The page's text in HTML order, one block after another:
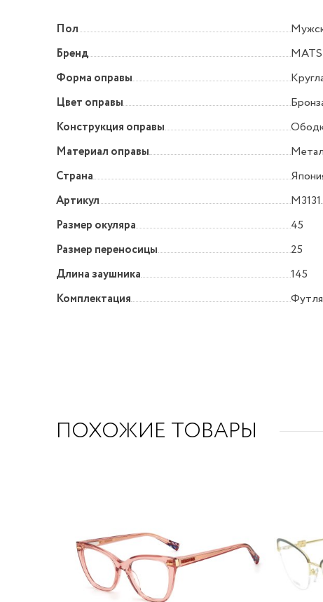
Пол
Бренд
Форма оправы
Цвет оправы
Конструкция оправы
Материал оправы
Страна
Артикул
Размер окуляра
45
Размер переносицы
25
Длина заушника
145
Комплектация
ПОХОЖИЕ ТОВАРЫ